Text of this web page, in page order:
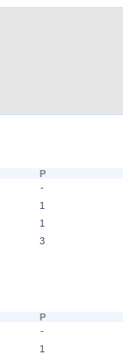
P
-
1
1
3
P
-
1